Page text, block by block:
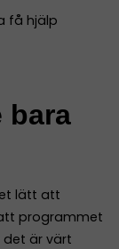
få hjälp
bara
lätt att
programmet
är värt